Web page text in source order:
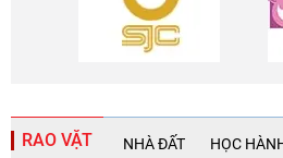
RAO VẶT NHÀ ĐẤT HỌC